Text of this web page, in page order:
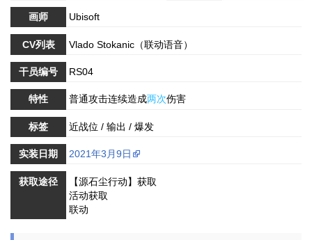
画师 Ubisoft
CV列表 Vlado Stokanic（联动语音）
干员编号 RS04
特性 普通攻击连续造成两次伤害
标签 近战位 / 输出 / 爆发
实装日期 2021年3月9日
获取途径
【源石尘行动】获取
活动获取
联动